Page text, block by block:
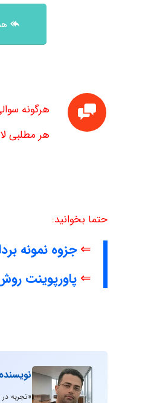
هرگونه
هر مطلبی
حتما بخوانید:
⇐جزوه نمونه
⇐ پاورپوینت